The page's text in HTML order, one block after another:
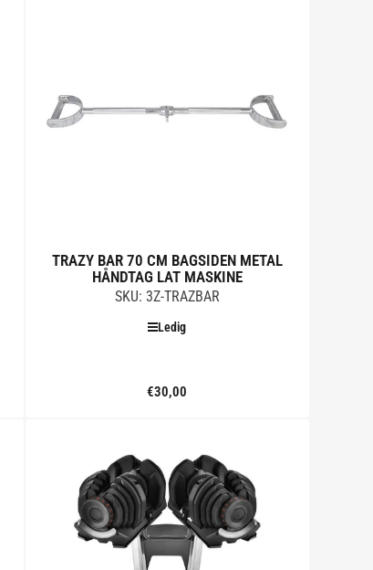
TRAZY BAR 70 CM BAGSIDEN METAL
HÅNDTAG LAT MASKINE
SKU: 3Z-TRAZBAR
Ledig
Standard
€30,00